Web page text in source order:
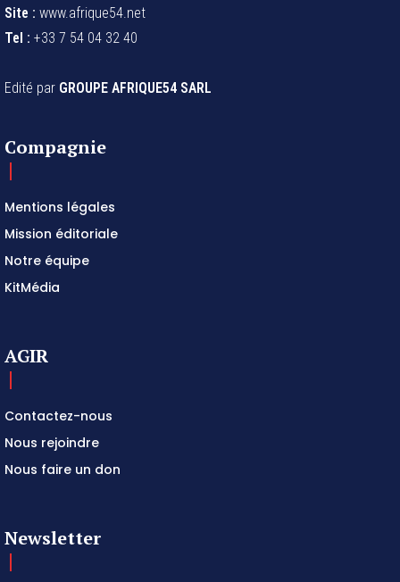
Site : www.afrique54.net
Tel : +33 7 54 04 32 40
Edité par GROUPE AFRIQUE54 SARL
Compagnie
Mentions légales
Mission éditoriale
Notre équipe
KitMédia
AGIR
Contactez-nous
Nous rejoindre
Nous faire un don
Newsletter